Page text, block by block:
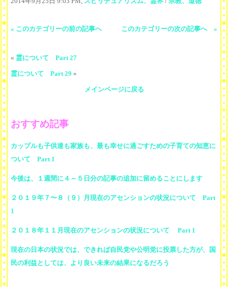
« このカテゴリーの前の記事へ このカテゴリーの次の記事へ »
« 霊について Part 27
霊について Part 29 »
メインページに戻る
おすすめ記事
カップルも子供達も家族も、最も幸せに過ごすための子育ての知恵に
ついて Part 1
今後は、１週間に４～５日分の記事の追加に留めることにします
２０１９年７〜８（９）月現在のアセンションの状況について Part
1
２０１８年１１月現在のアセンションの状況について Part 1
現在の日本の状況では、できれば自民党や公明党に投票した方が、国
民の利益としては、より良い未来の結果になるだろう